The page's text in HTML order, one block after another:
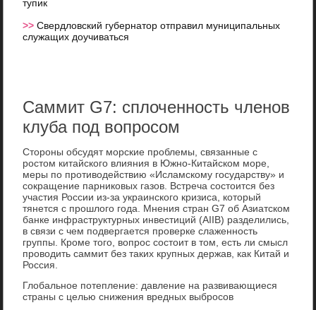
тупик
>>Свердловский губернатор отправил муниципальных
служащих доучиваться
Саммит G7: сплоченность членов
клуба под вопросом
Стороны обсудят морские проблемы, связанные с
ростом китайского влияния в Южно-Китайском море,
меры по противодействию «Исламскому государству» и
сокращение парниковых газов. Встреча состоится без
участия России из-за украинского кризиса, который
тянется с прошлого года. Мнения стран G7 об Азиатском
банке инфраструктурных инвестиций (AIIB) разделились,
в связи с чем подвергается проверке слаженность
группы. Кроме того, вопрос состоит в том, есть ли смысл
проводить саммит без таких крупных держав, как Китай и
Россия.
Глобальное потепление: давление на развивающиеся
страны с целью снижения вредных выбросов